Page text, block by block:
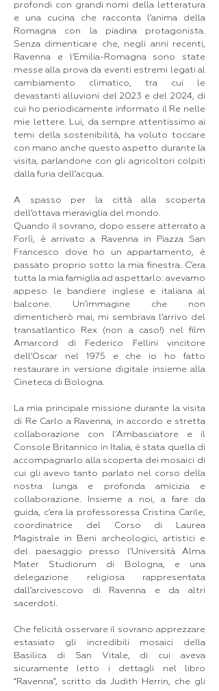
profondi con grandi nomi della letteratura
e una cucina che racconta l’anima della
Romagna con la piadina protagonista.
Senza dimenticare che, negli anni recenti,
Ravenna e l’Emilia-Romagna sono state
messe alla prova da eventi estremi legati al
cambiamento climatico, tra cui le
devastanti alluvioni del 2023 e del 2024, di
cui ho periodicamente informato il Re nelle
mie lettere. Lui, da sempre attentissimo ai
temi della sostenibilità, ha voluto toccare
con mano anche questo aspetto durante la
visita, parlandone con gli agricoltori colpiti
dalla furia dell’acqua.
A spasso per la città alla scoperta
dell’ottava meraviglia del mondo.
Quando il sovrano, dopo essere atterrato a
Forlì, è arrivato a Ravenna in Piazza San
Francesco dove ho un appartamento, è
passato proprio sotto la mia finestra. C’era
tutta la mia famiglia ad aspettarlo: avevamo
appeso le bandiere inglese e italiana al
balcone. Un’immagine che non
dimenticherò mai, mi sembrava l’arrivo del
transatlantico Rex (non a caso!) nel film
Amarcord di Federico Fellini vincitore
dell’Oscar nel 1975 e che io ho fatto
restaurare in versione digitale insieme alla
Cineteca di Bologna.
La mia principale missione durante la visita
di Re Carlo a Ravenna, in accordo e stretta
collaborazione con l’Ambasciatore e il
Console Britannico in Italia, è stata quella di
accompagnarlo alla scoperta dei mosaici di
cui gli avevo tanto parlato nel corso della
nostra lunga e profonda amicizia e
collaborazione. Insieme a noi, a fare da
guida, c’era la professoressa Cristina Carile,
coordinatrice del Corso di Laurea
Magistrale in Beni archeologici, artistici e
del paesaggio presso l’Università Alma
Mater Studiorum di Bologna, e una
delegazione religiosa rappresentata
dall’arcivescovo di Ravenna e da altri
sacerdoti.
Che felicità osservare il sovrano apprezzare
estasiato gli incredibili mosaici della
Basilica di San Vitale, di cui aveva
sicuramente letto i dettagli nel libro
“Ravenna”, scritto da Judith Herrin, che gli